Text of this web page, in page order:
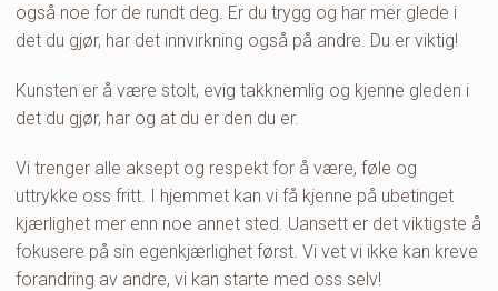
også noe for de rundt deg. Er du trygg og har mer glede i
det du gjør, har det innvirkning også på andre. Du er viktig!
Kunsten er å være stolt, evig takknemlig og kjenne gleden i
det du gjør, har og at du er den du er.
Vi trenger alle aksept og respekt for å være, føle og
uttrykke oss fritt. I hjemmet kan vi få kjenne på ubetinget
kjærlighet mer enn noe annet sted. Uansett er det viktigste å
fokusere på sin egenkjærlighet først. Vi vet vi ikke kan kreve
forandring av andre, vi kan starte med oss selv!